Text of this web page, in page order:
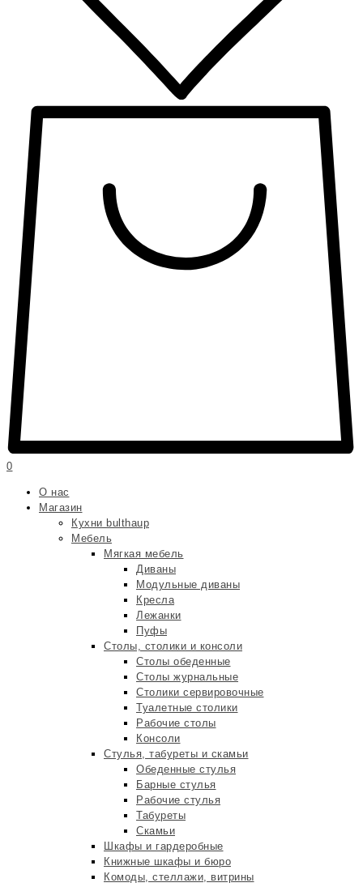
0
О нас
Магазин
Кухни bulthaup
Мебель
Мягкая мебель
Диваны
Модульные диваны
Кресла
Лежанки
Пуфы
Столы, столики и консоли
Столы обеденные
Столы журнальные
Столики сервировочные
Туалетные столики
Рабочие столы
Консоли
Стулья, табуреты и скамьи
Обеденные стулья
Барные стулья
Рабочие стулья
Табуреты
Скамьи
Шкафы и гардеробные
Книжные шкафы и бюро
Комоды, стеллажи, витрины